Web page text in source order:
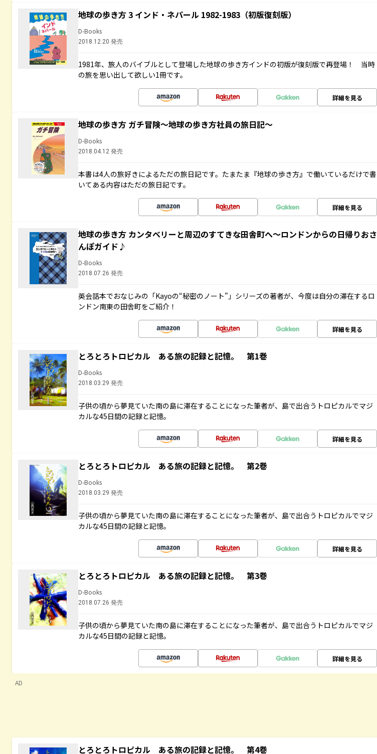
地球の歩き方 3 インド・ネパール 1982-1983（初版復刻版）
D-Books
2018.12.20 発売
1981年、旅人のバイブルとして登場した地球の歩き方インドの初版が復刻版で再登場！ 当時
の旅を思い出して欲しい1冊です。
詳細を見る
地球の歩き方 ガチ冒険～地球の歩き方社員の旅日記～
D-Books
2018.04.12 発売
本書は4人の旅好きによるただの旅日記です。たまたま『地球の歩き方』で働いているだけで書
いてある内容はただの旅日記です。
詳細を見る
地球の歩き方 カンタベリーと周辺のすてきな田舎町へ～ロンドンからの日帰りおさ
んぽガイド♪
D-Books
2018.07.26 発売
英会話本でおなじみの「Kayoの“秘密のノート”」シリーズの著者が、今度は自分の滞在するロ
ンドン南東の田舎町をご紹介！
詳細を見る
とろとろトロピカル ある旅の記録と記憶。 第1巻
D-Books
2018.03.29 発売
子供の頃から夢見ていた南の島に滞在することになった筆者が、島で出合うトロピカルでマジ
カルな45日間の記録と記憶。
詳細を見る
とろとろトロピカル ある旅の記録と記憶。 第2巻
D-Books
2018.03.29 発売
子供の頃から夢見ていた南の島に滞在することになった筆者が、島で出合うトロピカルでマジ
カルな45日間の記録と記憶。
詳細を見る
とろとろトロピカル ある旅の記録と記憶。 第3巻
D-Books
2018.07.26 発売
子供の頃から夢見ていた南の島に滞在することになった筆者が、島で出合うトロピカルでマジ
カルな45日間の記録と記憶。
詳細を見る
AD
とろとろトロピカル ある旅の記録と記憶。 第4巻